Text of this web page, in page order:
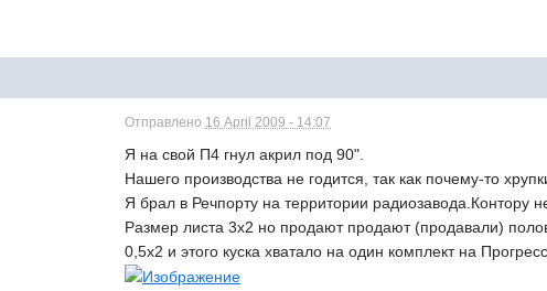
Отправлено 16 April 2009 - 14:07
Я на свой П4 гнул акрил под 90".
Нашего производства не годится, так как почему-то
Я брал в Речпорту на территории радиозавода.Контору
Размер листа 3х2 но продают продают (продавали)
0,5х2 и этого куска хватало на один комплект на Прогресс.